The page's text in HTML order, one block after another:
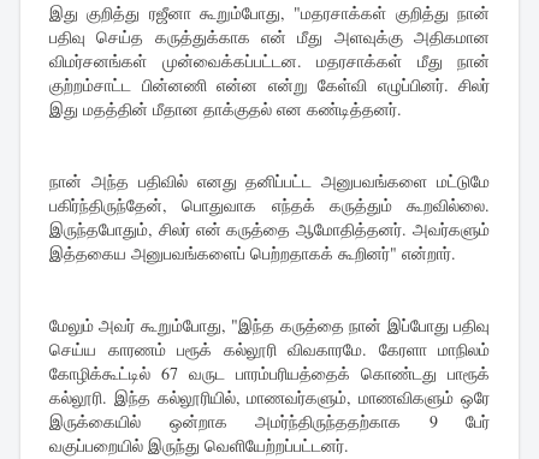
இது குறித்து ரஜீனா கூறும்போது, "மதரசாக்கள் குறித்து நான்
பதிவு செய்த கருத்துக்காக என் மீது அளவுக்கு அதிகமான
விமர்சனங்கள் முன்வைக்கப்பட்டன. மதரசாக்கள் மீது நான்
குற்றம்சாட்ட பின்னணி என்ன என்று கேள்வி எழுப்பினர். சிலர்
இது மதத்தின் மீதான தாக்குதல் என கண்டித்தனர்.
நான் அந்த பதிவில் எனது தனிப்பட்ட அனுபவங்களை மட்டுமே
பகிர்ந்திருந்தேன், பொதுவாக எந்தக் கருத்தும் கூறவில்லை.
இருந்தபோதும், சிலர் என் கருத்தை ஆமோதித்தனர். அவர்களும்
இத்தகைய அனுபவங்களைப் பெற்றதாகக் கூறினர்" என்றார்.
மேலும் அவர் கூறும்போது, "இந்த கருத்தை நான் இப்போது பதிவு
செய்ய காரணம் பரூக் கல்லூரி விவகாரமே. கேரளா மாநிலம்
கோழிக்கூட்டில் 67 வருட பாரம்பரியத்தைக் கொண்டது பாரூக்
கல்லூரி. இந்த கல்லூரியில், மாணவர்களும், மாணவிகளும் ஒரே
இருக்கையில் ஒன்றாக அமர்ந்திருந்ததற்காக 9 பேர்
வகுப்பறையில் இருந்து வெளியேற்றப்பட்டனர்.